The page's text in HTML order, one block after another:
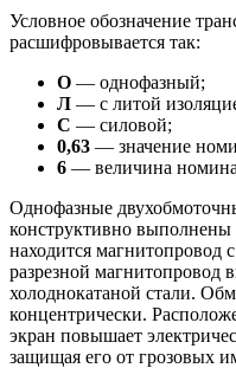
Условное обозначение
расшифровывается так:
О — однофазный;
Л — с литой
С — силовой;
0,63 — значение
6 — величина
Однофазные
конструктивно выполнены
находится магнитопровод
разрезной магнитопровод
холоднокатаной стали.
концентрически.
экран повышает
защищая его от грозовых